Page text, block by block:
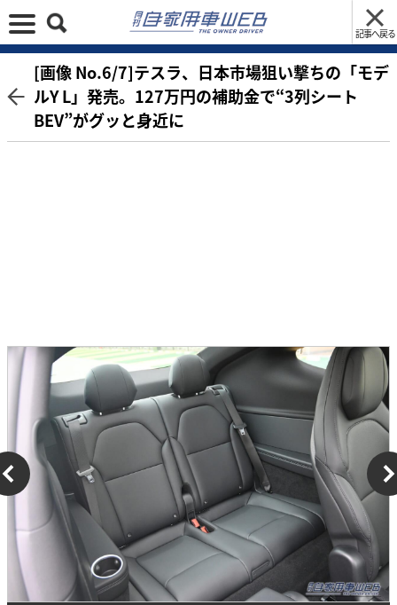
記事へ戻る
[画像 No.6/7]テスラ、日本市場狙い撃ちの「モデ
ルY L」発売。127万円の補助金で“3列シート
BEV”がグッと身近に